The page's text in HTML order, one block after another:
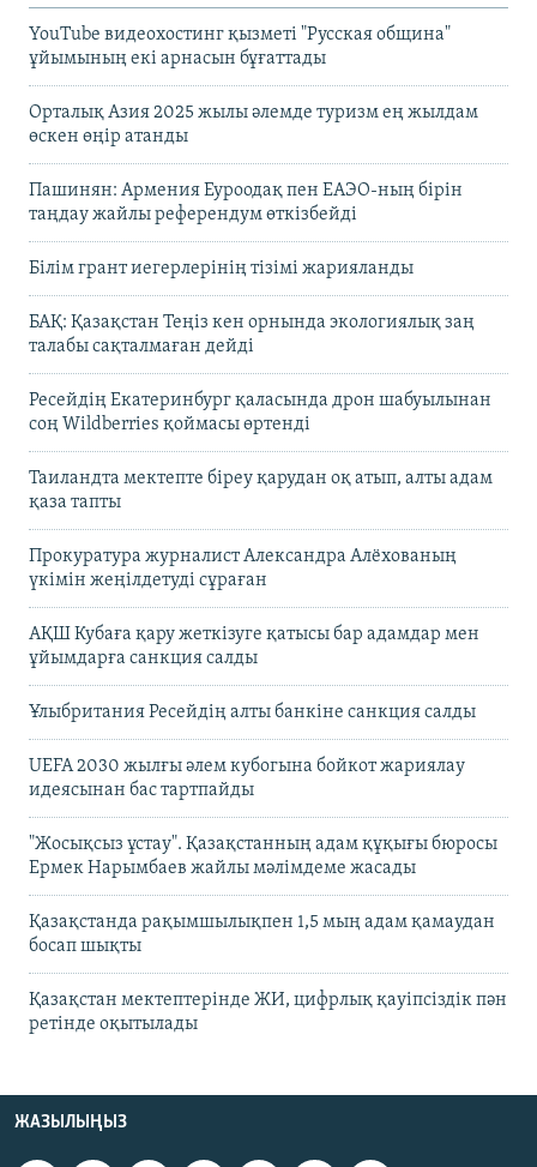
YouTube видеохостинг қызметі "Русская община"
ұйымының екі арнасын бұғаттады
Орталық Азия 2025 жылы әлемде туризм ең жылдам
өскен өңір атанды
Пашинян: Армения Еуроодақ пен ЕАЭО-ның бірін
таңдау жайлы референдум өткізбейді
Білім грант иегерлерінің тізімі жарияланды
БАҚ: Қазақстан Теңіз кен орнында экологиялық заң
талабы сақталмаған дейді
Ресейдің Екатеринбург қаласында дрон шабуылынан
соң Wildberries қоймасы өртенді
Таиландта мектепте біреу қарудан оқ атып, алты адам
қаза тапты
Прокуратура журналист Александра Алёхованың
үкімін жеңілдетуді сұраған
АҚШ Кубаға қару жеткізуге қатысы бар адамдар мен
ұйымдарға санкция салды
Ұлыбритания Ресейдің алты банкіне санкция салды
UEFA 2030 жылғы әлем кубогына бойкот жариялау
идеясынан бас тартпайды
"Жосықсыз ұстау". Қазақстанның адам құқығы бюросы
Ермек Нарымбаев жайлы мәлімдеме жасады
Қазақстанда рақымшылықпен 1,5 мың адам қамаудан
босап шықты
Қазақстан мектептерінде ЖИ, цифрлық қауіпсіздік пән
ретінде оқытылады
ЖАЗЫЛЫҢЫЗ